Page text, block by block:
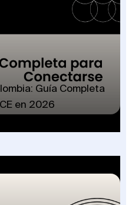
Guía Completa
en 2026